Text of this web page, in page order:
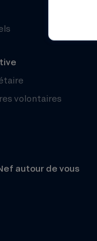
volontaires
autour de vous